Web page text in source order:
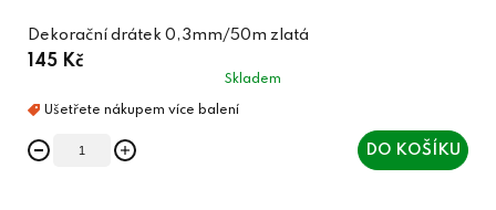
Dekorační drátek 0,3mm/50m zlatá
145 Kč
Skladem
DO KOŠÍKU